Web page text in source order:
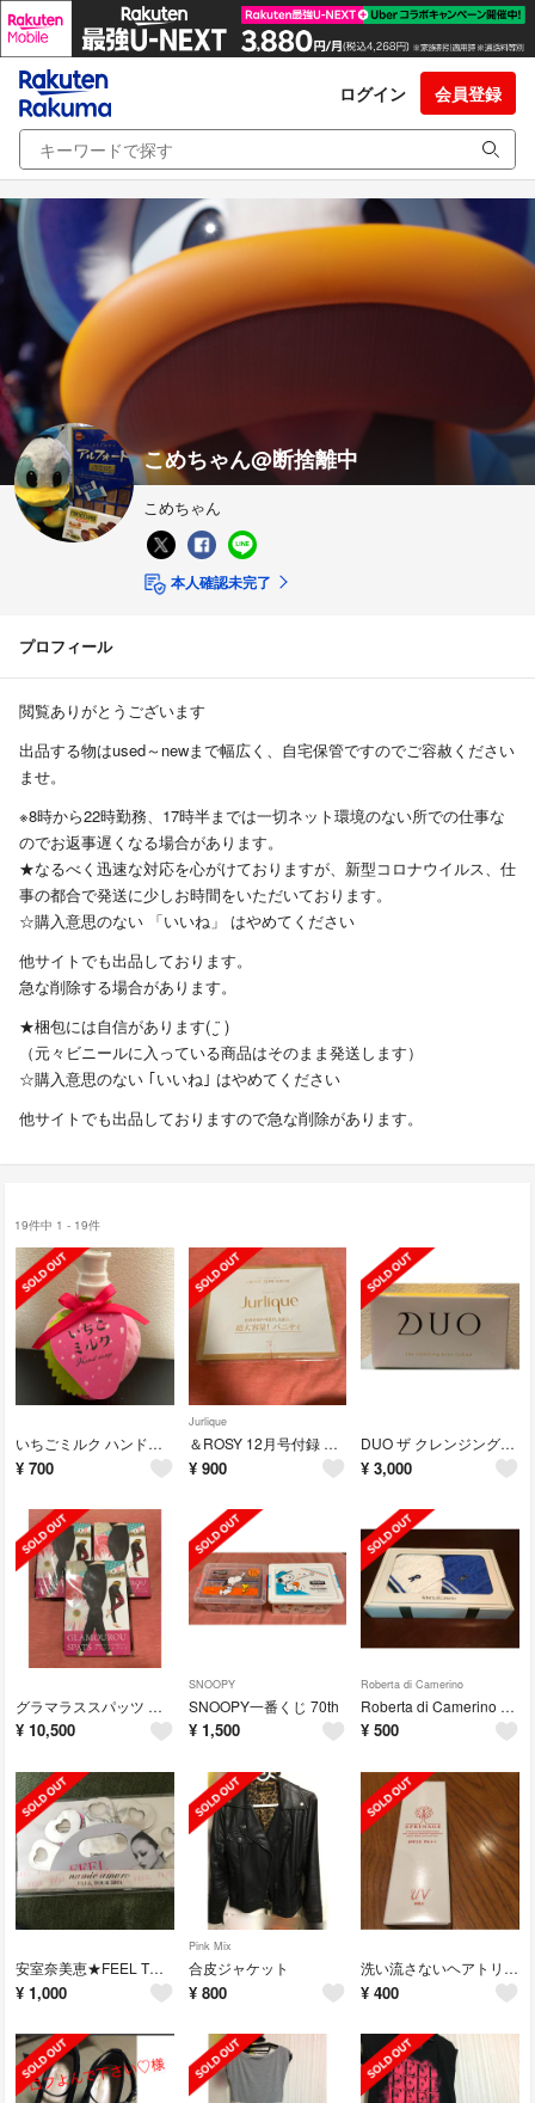
ログイン 会員登録
こめちゃん@断捨離中
こめちゃん
本人確認未完了
プロフィール
閲覧ありがとうございます
出品する物はused～newまで幅広く、自宅保管ですのでご容赦ください
ませ。
※8時から22時勤務、17時半までは一切ネット環境のない所での仕事な
のでお返事遅くなる場合があります。
★なるべく迅速な対応を心がけておりますが、新型コロナウイルス、仕
事の都合で発送に少しお時間をいただいております。
☆購入意思のない 「いいね」 はやめてください
他サイトでも出品しております。
急な削除する場合があります。
★梱包には自信があります( ¨̮ )
（元々ビニールに入っている商品はそのまま発送します）
☆購入意思のない ｢いいね｣ はやめてください
他サイトでも出品しておりますので急な削除があります。
19件中 1 - 19件
いちごミルク ハンドソープ
¥ 700
Jurlique
＆ROSY 12月号付録 バニティ
¥ 900
DUO ザ クレンジングバーム クリア
¥ 3,000
グラマラススパッツ 正規品
¥ 10,500
SNOOPY
SNOOPY一番くじ 70th
¥ 1,500
Roberta di Camerino
Roberta di Camerino タオルハンカチ
¥ 500
安室奈美恵★FEEL TOUR2013
¥ 1,000
Pink Mix
合皮ジャケット
¥ 800
洗い流さないヘアトリートメント
¥ 400